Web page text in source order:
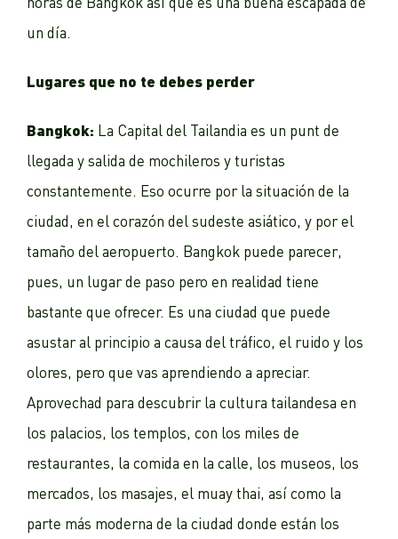
un día.
Lugares que no te debes perder
Bangkok: La Capital del Tailandia es un punt de
llegada y salida de mochileros y turistas
constantemente. Eso ocurre por la situación de la
ciudad, en el corazón del sudeste asiático, y por el
tamaño del aeropuerto. Bangkok puede parecer,
pues, un lugar de paso pero en realidad tiene
bastante que ofrecer. Es una ciudad que puede
asustar al principio a causa del tráfico, el ruido y los
olores, pero que vas aprendiendo a apreciar.
Aprovechad para descubrir la cultura tailandesa en
los palacios, los templos, con los miles de
restaurantes, la comida en la calle, los museos, los
mercados, los masajes, el muay thai, así como la
parte más moderna de la ciudad donde están los